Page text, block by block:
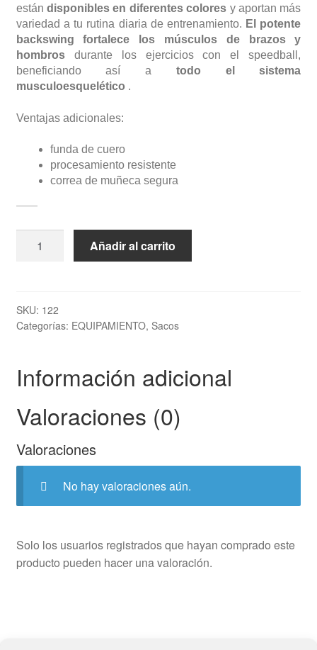
estándisponibles en diferentes colores y aportan más
variedad a tu rutina diaria de entrenamiento. El potente
backswing fortalece los músculos de brazos y
hombrosdurante los ejercicios con el speedball,
beneficiando así a todo el sistema
musculoesquelético .
Ventajas adicionales:
funda de cuero
procesamiento resistente
correa de muñeca segura
TOP
TEN
Añadir al carrito
SKU: 122
Categorías: EQUIPAMIENTO, Sacos
Información adicional
Valoraciones (0)
Valoraciones
No hay valoraciones aún.
Solo los usuarios registrados que hayan comprado este
producto pueden hacer una valoración.